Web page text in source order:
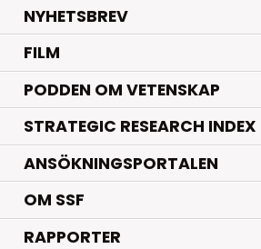
NYHETSBREV
FILM
PODDEN OM VETENSKAP
STRATEGIC RESEARCH
ANSÖKNINGSPORTALEN
OM SSF
RAPPORTER